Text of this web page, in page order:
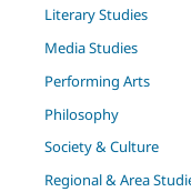
Literary Studies
Media Studies
Performing Arts
Philosophy
Society & Culture
Regional & Area